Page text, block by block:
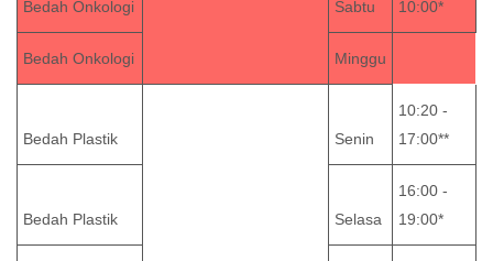
Bedah Onkologi Sabtu
10:00*
Bedah Onkologi Minggu
Bedah Plastik Senin
10:20 -
17:00**
Bedah Plastik Selasa
16:00 -
19:00*